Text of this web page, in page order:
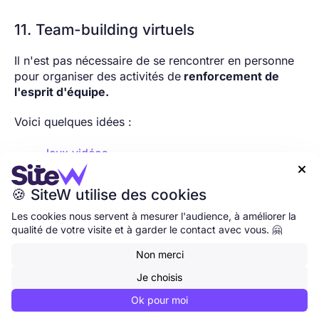
11. Team-building virtuels
Il n'est pas nécessaire de se rencontrer en personne
pour organiser des activités de renforcement de
l'esprit d'équipe.
Voici quelques idées :
Jeux vidéos
Cours de cuisine en ligne 👨‍🍳
Discussions informelles sur Slack
Escape games virtuels

🍪 SiteW utilise des cookies
Les cookies nous servent à mesurer l'audience, à améliorer la
qualité de votre visite et à garder le contact avec vous. 🤗
Non merci
Je choisis
Ok pour moi